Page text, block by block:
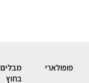
פופולארי
מבלים
בחוץ